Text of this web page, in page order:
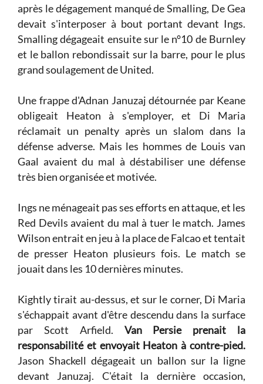
après le dégagement manqué de Smalling, De Gea
devait s'interposer à bout portant devant Ings.
Smalling dégageait ensuite sur le n°10 de Burnley
et le ballon rebondissait sur la barre, pour le plus
grand soulagement de United.
Une frappe d'Adnan Januzaj détournée par Keane
obligeait Heaton à s'employer, et Di Maria
réclamait un penalty après un slalom dans la
défense adverse. Mais les hommes de Louis van
Gaal avaient du mal à déstabiliser une défense
très bien organisée et motivée.
Ings ne ménageait pas ses efforts en attaque, et les
Red Devils avaient du mal à tuer le match. James
Wilson entrait en jeu à la place de Falcao et tentait
de presser Heaton plusieurs fois. Le match se
jouait dans les 10 dernières minutes.
Kightly tirait au-dessus, et sur le corner, Di Maria
s'échappait avant d'être descendu dans la surface
par Scott Arfield. Van Persie prenait la
responsabilité et envoyait Heaton à contre-pied.
Jason Shackell dégageait un ballon sur la ligne
devant Januzaj. C'était la dernière occasion,